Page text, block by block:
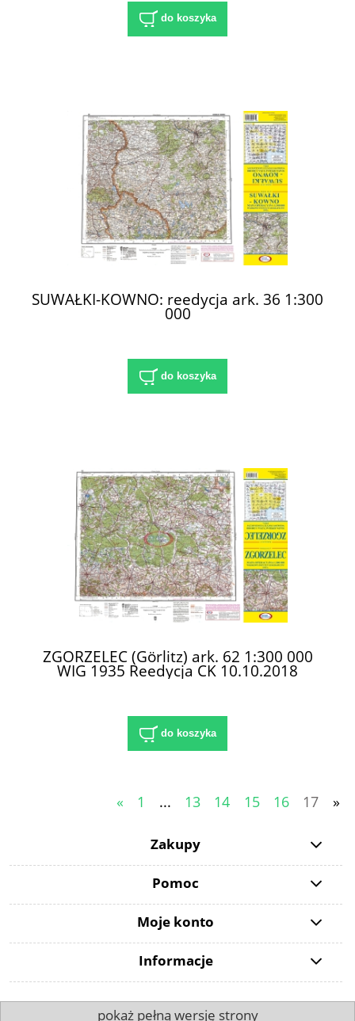
do koszyka
SUWAŁKI-KOWNO: reedycja ark. 36 1:300
000
do koszyka
ZGORZELEC (Görlitz) ark. 62 1:300 000
WIG 1935 Reedycja CK 10.10.2018
do koszyka
« 1 ... 13 14 15 16 17 »
Zakupy
Pomoc
Moje konto
Informacje
pokaż pełną wersję strony